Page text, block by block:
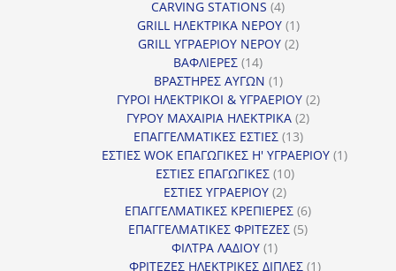
CARVING STATIONS 44
προϊόντα
GRILL ΗΛΕΚΤΡΙΚΑ ΝΕΡΟΥ 11
προϊόν
GRILL ΥΓΡΑΕΡΙΟΥ ΝΕΡΟΥ 22
ΒΑΦΛΙΕΡΕΣ 1414
προϊόντα
ΒΡΑΣΤΗΡΕΣ ΑΥΓΩΝ 11
προϊόν
ΓΥΡΟΙ ΗΛΕΚΤΡΙΚΟΙ & ΥΓΡΑΕΡΙΟΥ 22
ΓΥΡΟΥ ΜΑΧΑΙΡΙΑ ΗΛΕΚΤΡΙΚΑ 22
ΕΠΑΓΓΕΛΜΑΤΙΚΕΣ ΕΣΤΙΕΣ 1313
προϊόντα
ΕΣΤΙΕΣ WOK ΕΠΑΓΩΓΙΚΕΣ Η' ΥΓΡΑΕΡΙΟΥ 11
ΕΣΤΙΕΣ ΕΠΑΓΩΓΙΚΕΣ 1010
ΕΣΤΙΕΣ ΥΓΡΑΕΡΙΟΥ 22
προϊόντα
ΕΠΑΓΓΕΛΜΑΤΙΚΕΣ ΚΡΕΠΙΕΡΕΣ 66
προϊόντα
ΕΠΑΓΓΕΛΜΑΤΙΚΕΣ ΦΡΙΤΕΖΕΣ 55
ΦΙΛΤΡΑ ΛΑΔΙΟΥ 11
προϊόν
ΦΡΙΤΕΖΕΣ ΗΛΕΚΤΡΙΚΕΣ ΔΙΠΛΕΣ 11